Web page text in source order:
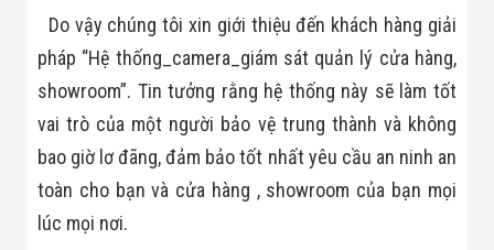
Máy
Dự Án Kho
Xưởng -
Logistics
Tin Tức
Tin Công Nghệ
Tin Khuyến Mãi
Tin Tuyển Dụng
Liên Hệ
Do vậy chúng tôi xin giới thiệu đến khách hàng giải
pháp “Hệ thống_camera_giám sát quản lý cửa hàng,
showroom”. Tin tưởng rằng hệ thống này sẽ làm tốt
vai trò của một người bảo vệ trung thành và không
bao giờ lơ đãng, đảm bảo tốt nhất yêu cầu an ninh an
toàn cho bạn và cửa hàng , showroom của bạn mọi
lúc mọi nơi.